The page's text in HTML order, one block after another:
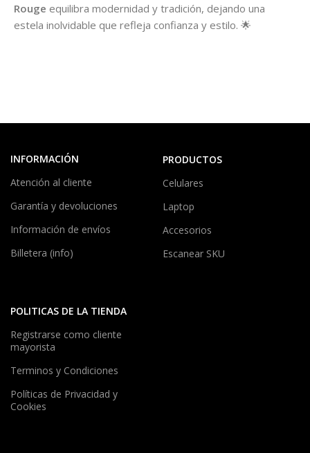
Rouge equilibra modernidad y tradición, dejando una
estela inolvidable que refleja confianza y estilo. 🌟
INFORMACIÓN
Atención al cliente
Garantía y devoluciones
Información de envíos
Billetera (info)
PRODUCTOS
Celulares
Laptop
Accesorios
Escanear SKU
POLITICAS DE LA TIENDA
Registrarse como cliente
mayorista
Terminos y Condiciones
Políticas de Privacidad y
Cookies